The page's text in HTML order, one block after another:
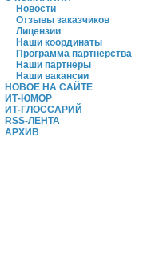
Новости
Отзывы заказчиков
Лицензии
Наши координаты
Программа партнерства
Наши партнеры
Наши вакансии
НОВОЕ НА САЙТЕ
ИТ-ЮМОР
ИТ-ГЛОССАРИЙ
RSS-ЛЕНТА
АРХИВ